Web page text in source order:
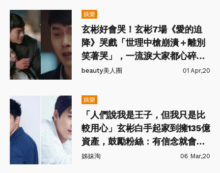
娛樂
玄彬好會哭！玄彬7場《愛的迫
降》哭戲「世理中槍崩潰＋離別
笑著哭」，一流淚大家都心碎啊
～
beauty美人圈 01 Apr,20
娛樂
「人們說我是王子，但我只是比
較用心」玄彬白手起家到擁135億
資產，鼓勵粉絲：有信念就會成
功
姊妹淘 06 Mar,20